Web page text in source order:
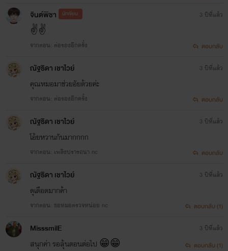
จินต์พิชา นักเขียน
✌️✌️
จากตอน: ต่อรองอีกครั้ง
3 ปีที่แล้ว
ตอบกลับ
ณัฐ​ธิดา​ เชาไว​ย์​
คุณ​หมอมาช่วยอัยด้วยค่ะ
จากตอน: ต่อรองอีกครั้ง
3 ปีที่แล้ว
ตอบกลับ
ณัฐ​ธิดา​ เชาไว​ย์​
โอ้ยหวานกันมากกกก
จากตอน: เพลิงปรารถนา nc
3 ปีที่แล้ว
ตอบกลับ
ณัฐ​ธิดา​ เชาไว​ย์​
ดุเดือด​มากค้า
จากตอน: ขอหมอตรวจหน่อย nc
3 ปีที่แล้ว
ตอบกลับ (1)
MisssmilE
สนุกค่า รอลุ้นตอนต่อไป 😁😁
3 ปีที่แล้ว
ตอบกลับ (1)